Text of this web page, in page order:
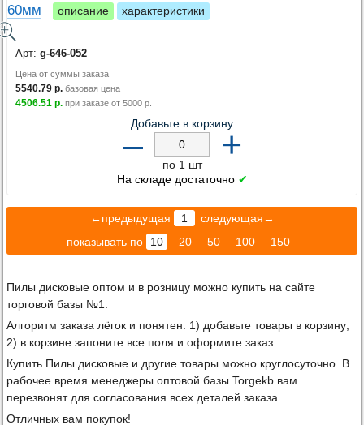
60мм
описание характеристики
Арт:g-646-052
Цена от суммы заказа
5540.79 р. базовая цена
4506.51 р. при заказе от5000 р.
Добавьте в корзину
– +
по 1 шт
На складе достаточно ✔
←предыдущая 1
следующая→
показывать по
10 20 50 100 150
Пилы дисковые оптом и в розницу можно купить на сайте
торговой базы №1.
Алгоритм заказа лёгок и понятен: 1) добавьте товары в корзину;
2) в корзине запоните все поля и оформите заказ.
Купить Пилы дисковые и другие товары можно круглосуточно. В
рабочее время менеджеры оптовой базы Torgekb вам
перезвонят для согласования всех деталей заказа.
Отличных вам покупок!